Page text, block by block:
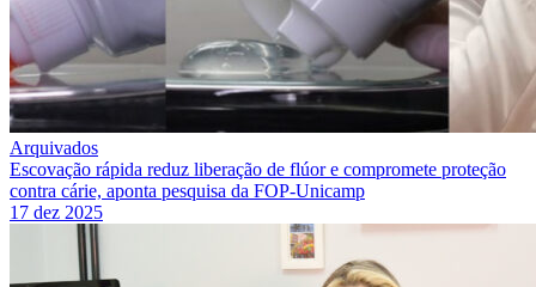
Arquivados
Escovação rápida reduz liberação de flúor e compromete proteção
contra cárie, aponta pesquisa da FOP-Unicamp
17 dez 2025